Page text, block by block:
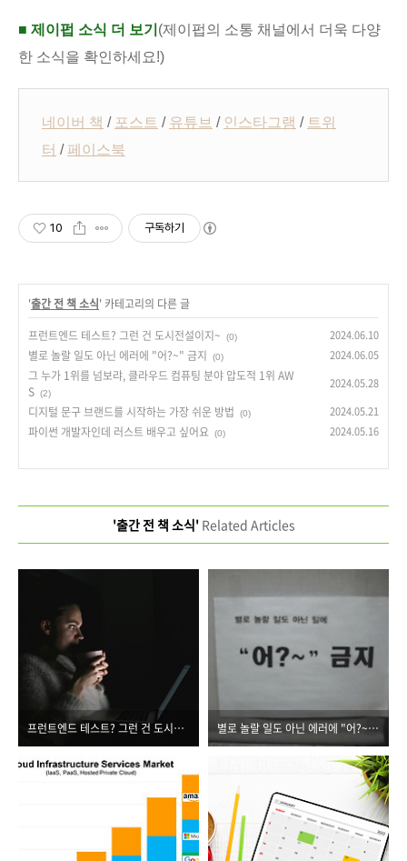
■ 제이펍 소식 더 보기 (제이펍의 소통 채널에서 더욱 다양
한 소식을 확인하세요!)
네이버 책 / 포스트 / 유튜브 / 인스타그램 / 트위
터 /페이스북
10 구독하기
'출간 전 책 소식' 카테고리의 다른 글
프런트엔드 테스트? 그런 건 도시전설이지~
(0) 2024.06.10
별로 놀랄 일도 아닌 에러에 "어?~" 금지 (0) 2024.06.05
그 누가 1위를 넘보랴, 클라우드 컴퓨팅 분야 압도적 1위 AW
S (2)
2024.05.28
디지털 문구 브랜드를 시작하는 가장 쉬운 방법 (0) 2024.05.21
파이썬 개발자인데 러스트 배우고 싶어요 (0) 2024.05.16
'출간 전 책 소식'Related Articles
프런트엔드 테스트? 그런 건 도시전설이지~ 별로 놀랄 일도 아닌 에러에 "어?~" 금지